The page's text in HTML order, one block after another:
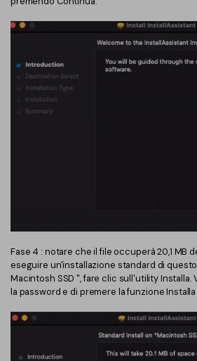
Fase 4 : notare che il file occuperà 20,1 MB
eseguire un'installazione standard di
Macintosh SSD ", fare clic sull'utility
la password e di premere la funzione